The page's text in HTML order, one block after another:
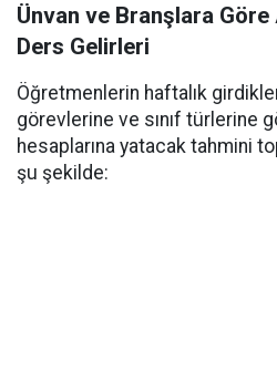
Ünvan ve Branşlara Göre
Ders Gelirleri
Öğretmenlerin haftalık
görevlerine ve sınıf türlerine
hesaplarına yatacak tahmini
şu şekilde: